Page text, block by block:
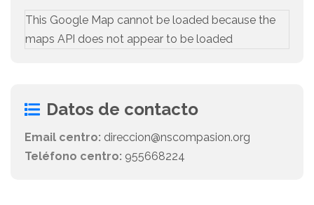
This Google Map cannot be loaded because the
maps API does not appear to be loaded
Datos de contacto
Email centro: direccion@nscompasion.org
Teléfono centro: 955668224